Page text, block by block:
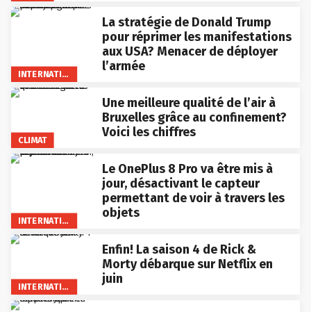
INTERNATIONAL
La stratégie de Donald Trump
pour réprimer les manifestations
aux USA? Menacer de déployer
l’armée
CLIMAT
Une meilleure qualité de l’air à
Bruxelles grâce au confinement?
Voici les chiffres
INTERNATIONAL
Le OnePlus 8 Pro va être mis à
jour, désactivant le capteur
permettant de voir à travers les
objets
INTERNATIONAL
Enfin! La saison 4 de Rick &
Morty débarque sur Netflix en
juin